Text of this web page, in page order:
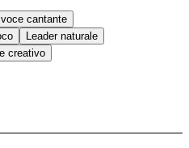
cantante
Leader naturale
creativo